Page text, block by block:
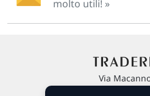
molto utili! »
Via